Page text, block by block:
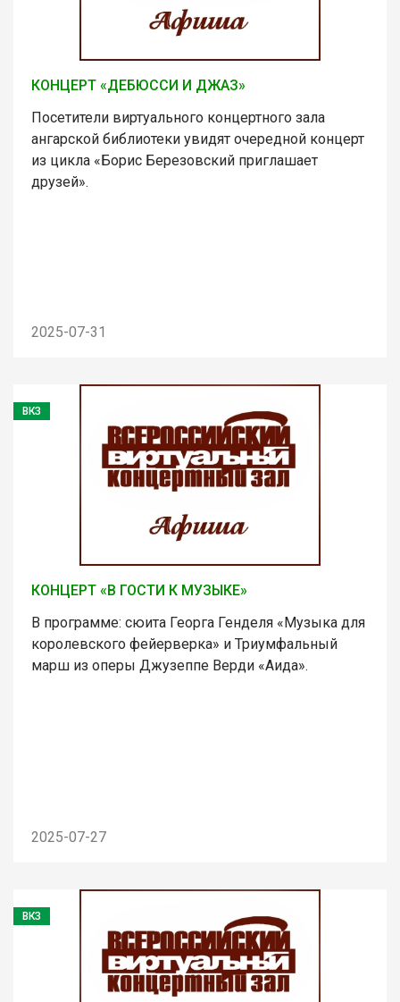
КОНЦЕРТ «ДЕБЮССИ И ДЖАЗ»
Посетители виртуального концертного зала
ангарской библиотеки увидят очередной концерт
из цикла «Борис Березовский приглашает
друзей».
2025-07-31
ВКЗ
КОНЦЕРТ «В ГОСТИ К МУЗЫКЕ»
В программе: сюита Георга Генделя «Музыка для
королевского фейерверка» и Триумфальный
марш из оперы Джузеппе Верди «Аида».
2025-07-27
ВКЗ